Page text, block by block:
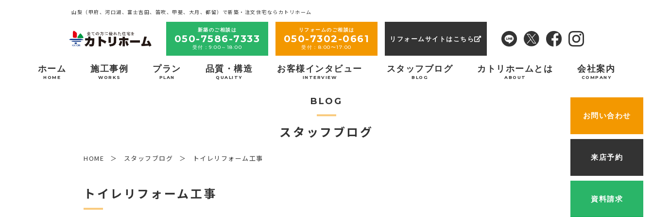
山梨（甲府、河口湖、富士吉田、笛吹、甲斐、大月、都留）で新築・注文住宅ならカトリホーム
新築のご相談は
050-7586-7333
受付：9:00～18:00
リフォームのご相談は
050-7302-0661
受付：8:00〜17:00
リフォームサイトはこちら
ホーム
HOME
施工事例
WORKS
プラン
PLAN
品質・構造
QUALITY
お客様インタビュー
INTERVIEW
スタッフブログ
BLOG
カトリホームとは
ABOUT
会社案内
COMPANY
お問い合わせ
来店予約
資料請求
BLOG
スタッフブログ
HOME スタッフブログ トイレリフォーム工事
トイレリフォーム工事